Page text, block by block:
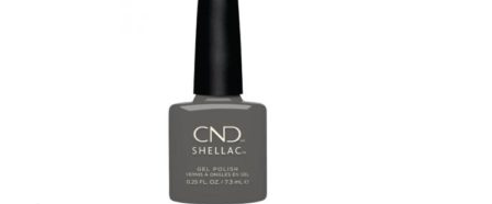
€23.56.
είναι:
€18.85.